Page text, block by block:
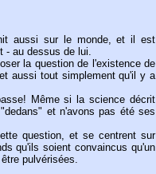
aussi sur le monde, et il est
- au dessus de lui.
la question de l'existence de
aussi tout simplement qu'il y a
Même si la science décrit
et n'avons pas été ses
question, et se centrent sur
qu'ils soient convaincus qu'un
pulvérisées.